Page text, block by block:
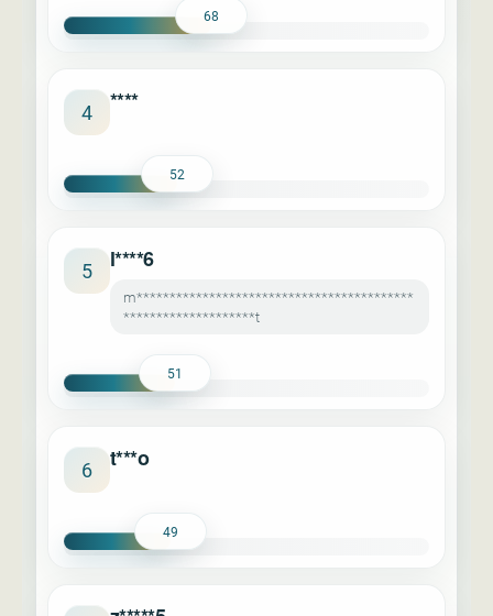
68
4 ****
52
5 l****6
m******************************************
********************t
51
6 t***o
49